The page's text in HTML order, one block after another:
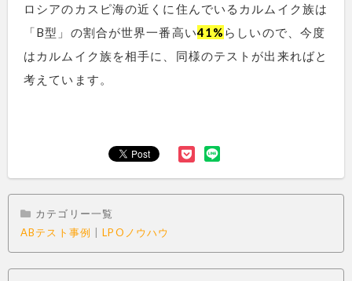
ロシアのカスピ海の近くに住んでいるカルムイク族は
「B型」の割合が世界一番高い41% らしいので、今度
はカルムイク族を相手に、同様のテストが出来ればと
考えています。
カテゴリー一覧
ABテスト事例
|LPOノウハウ